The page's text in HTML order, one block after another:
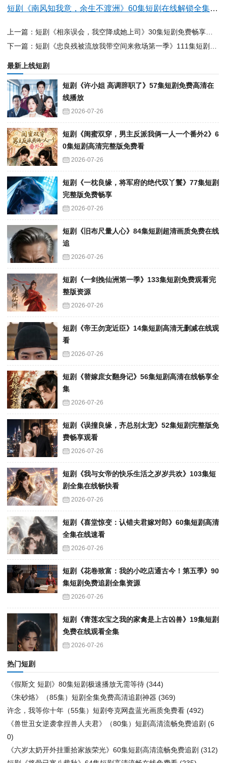
短剧《南风知我意，余生不渡洲》60集短剧在线解锁全集畅享观影
最新上线短剧
短剧《许小姐 高调辞职了》57集短剧免费高清在
线播放
2026-07-26
短剧《闺蜜双穿，男主反派我俩一人一个番外2》6
0集短剧高清完整版免费看
2026-07-26
短剧《一枕良缘，将军府的绝代双丫鬟》77集短剧
完整版免费畅享
2026-07-26
短剧《旧布尺量人心》84集短剧超清画质免费在线
追
2026-07-26
短剧《一剑挽仙洲第一季》133集短剧免费观看完
整版资源
2026-07-26
短剧《帝王勿宠近臣》14集短剧高清无删减在线观
看
2026-07-26
短剧《替嫁庶女翻身记》56集短剧高清在线畅享全
集
2026-07-26
短剧《误撞良缘，齐总别太宠》52集短剧完整版免
费畅享观看
2026-07-26
短剧《我与女帝的快乐生活之岁岁共欢》103集短
剧全集在线畅快看
2026-07-26
短剧《喜堂惊变：认错夫君嫁对郎》60集短剧高清
全集在线速看
2026-07-26
短剧《花卷致富：我的小吃店通古今！第五季》90
集短剧免费追剧全集资源
2026-07-26
短剧《青莲农宝之我的家禽是上古凶兽》19集短剧
免费在线观看全集
2026-07-26
热门短剧
《假斯文 短剧》80集短剧极速播放无需等待 (344)
《朱砂烙》（85集）短剧全集免费高清追剧神器 (369)
许念，我等你十年（55集）短剧夸克网盘蓝光画质免费看 (492)
《兽世丑女逆袭拿捏兽人夫君》（80集）短剧高清流畅免费追剧 (6
0)
《六岁太奶开外挂重拾家族荣光》60集短剧高清流畅免费追剧 (312)